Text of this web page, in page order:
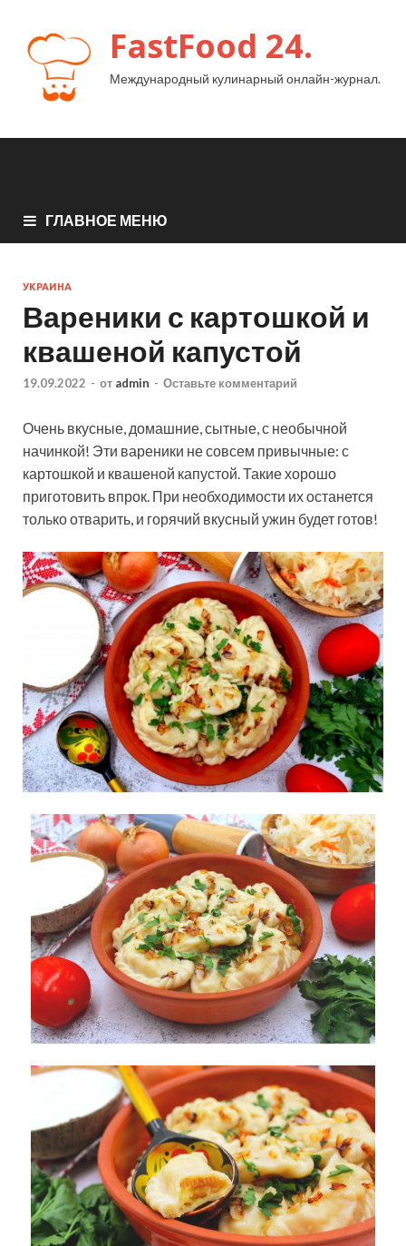
FastFood 24.
Международный кулинарный онлайн-журнал.
ГЛАВНОЕ МЕНЮ
УКРАИНА
Вареники с картошкой и
квашеной капустой
19.09.2022 - от admin - Оставьте комментарий
Очень вкусные, домашние, сытные, с необычной
начинкой! Эти вареники не совсем привычные: с
картошкой и квашеной капустой. Такие хорошо
приготовить впрок. При необходимости их останется
только отварить, и горячий вкусный ужин будет готов!